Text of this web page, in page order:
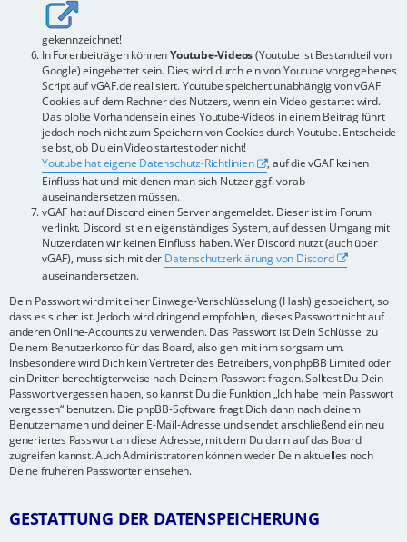
gekennzeichnet!
In Forenbeiträgen könnenYoutube-Videos(Youtube ist Bestandteil von
Google) eingebettet sein. Dies wird durch ein von Youtube vorgegebenes
Script auf vGAF.de realisiert. Youtube speichert unabhängig von vGAF
Cookies auf dem Rechner des Nutzers, wenn ein Video gestartet wird.
Das bloße Vorhandensein eines Youtube-Videos in einem Beitrag führt
jedoch noch nicht zum Speichern von Cookies durch Youtube. Entscheide
selbst, ob Du ein Video startest oder nicht!
Youtube hat eigene Datenschutz-Richtlinien
, auf die vGAF keinen
Einfluss hat und mit denen man sich Nutzer ggf. vorab
auseinandersetzen müssen.
vGAF hat auf Discord einen Server angemeldet. Dieser ist im Forum
verlinkt. Discord ist ein eigenständiges System, auf dessen Umgang mit
Nutzerdaten wir keinen Einfluss haben. Wer Discord nutzt (auch über
vGAF), muss sich mit der Datenschutzerklärung von Discord
auseinandersetzen.
Dein Passwort wird mit einer Einwege-Verschlüsselung (Hash) gespeichert, so
dass es sicher ist. Jedoch wird dringend empfohlen, dieses Passwort nicht auf
anderen Online-Accounts zu verwenden. Das Passwort ist Dein Schlüssel zu
Deinem Benutzerkonto für das Board, also geh mit ihm sorgsam um.
Insbesondere wird Dich kein Vertreter des Betreibers, von phpBB Limited oder
ein Dritter berechtigterweise nach Deinem Passwort fragen. Solltest Du Dein
Passwort vergessen haben, so kannst Du die Funktion „Ich habe mein Passwort
vergessen“ benutzen. Die phpBB-Software fragt Dich dann nach deinem
Benutzernamen und deiner E-Mail-Adresse und sendet anschließend ein neu
generiertes Passwort an diese Adresse, mit dem Du dann auf das Board
zugreifen kannst. Auch Administratoren können weder Dein aktuelles noch
Deine früheren Passwörter einsehen.
GESTATTUNG DER DATENSPEICHERUNG